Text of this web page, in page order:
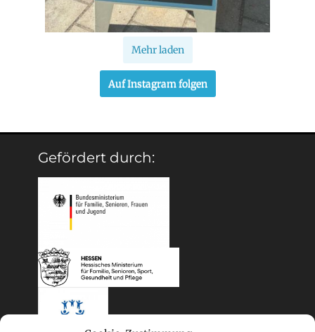
Mehr laden
Auf Instagram folgen
Gefördert durch: